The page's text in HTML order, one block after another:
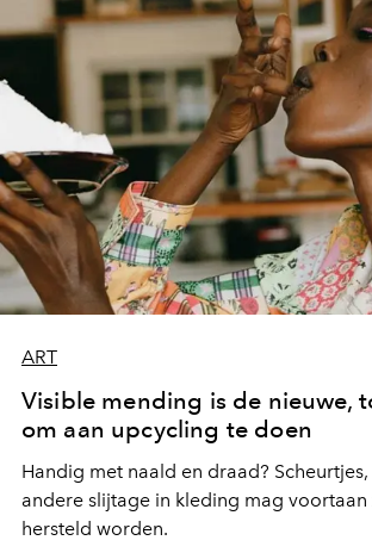
ART
Visible mending is de nieuwe,
om aan upcycling te doen
Handig met naald en draad?
andere slijtage in kleding mag voortaan
hersteld worden.